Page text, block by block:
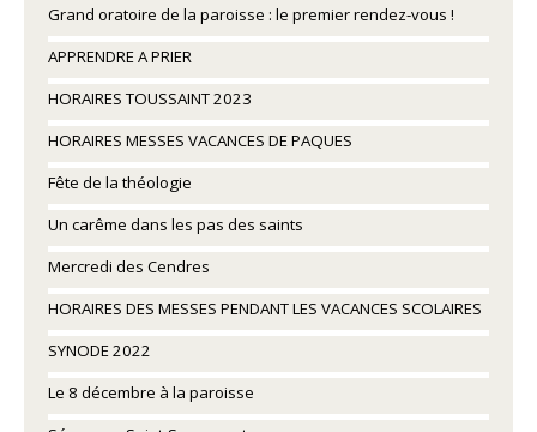
Grand oratoire de la paroisse : le premier rendez-vous !
APPRENDRE A PRIER
HORAIRES TOUSSAINT 2023
HORAIRES MESSES VACANCES DE PAQUES
Fête de la théologie
Un carême dans les pas des saints
Mercredi des Cendres
HORAIRES DES MESSES PENDANT LES VACANCES SCOLAIRES
SYNODE 2022
Le 8 décembre à la paroisse